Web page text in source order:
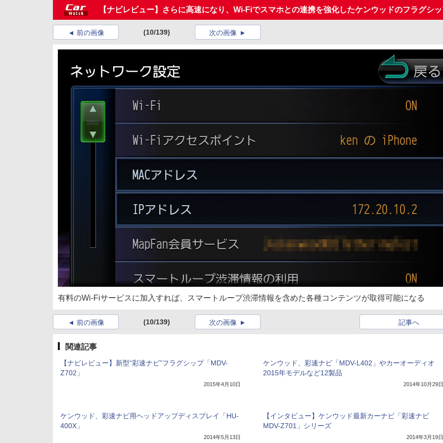
【ナビレビュー】さらに高速になり、Wi-Fiでスマホとの連携を強化したケンウッドのフラグシ
前の画像 (10/139) 次の画像
有料のWi-Fiサービスに加入すれば、スマートループ渋滞情報を含めた各種コンテンツが取得可能になる
前の画像 (10/139) 記事へ
次の画像
関連記事
【ナビレビュー】新型“彩速ナビ”フラグシップ「MDV-
Z702」
2015年4月10日
ケンウッド、彩速ナビ「MDV-L402」やカーオーディオ
2015年モデルなど12製品
2014年10月29日
ケンウッド、彩速ナビ用ヘッドアップディスプレイ「HU-
400X」
2014年5月13日
【インタビュー】ケンウッド最新カーナビ「彩速ナビ
MDV-Z701」シリーズ
2014年3月19日